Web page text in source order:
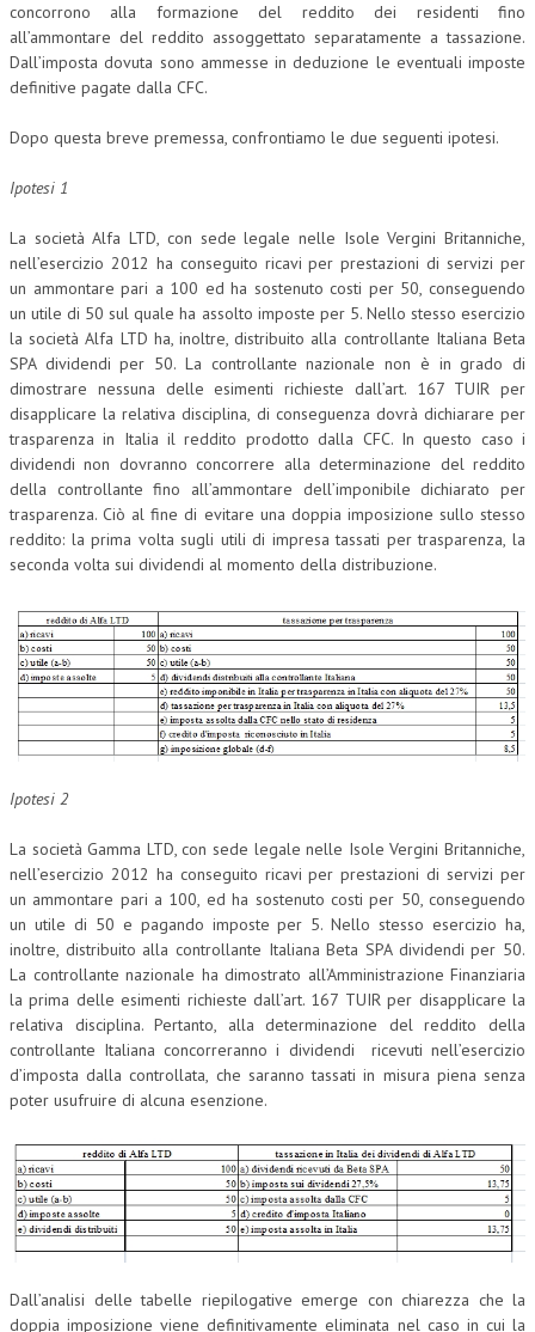
concorrono alla formazione del reddito dei residenti fino
all’ammontare del reddito assoggettato separatamente a tassazione.
Dall’imposta dovuta sono ammesse in deduzione le eventuali imposte
definitive pagate dalla CFC.
Dopo questa breve premessa, confrontiamo le due seguenti ipotesi.
Ipotesi 1
La società Alfa LTD, con sede legale nelle Isole Vergini Britanniche,
nell’esercizio 2012 ha conseguito ricavi per prestazioni di servizi per
un ammontare pari a 100 ed ha sostenuto costi per 50, conseguendo
un utile di 50 sul quale ha assolto imposte per 5. Nello stesso esercizio
la società Alfa LTD ha, inoltre, distribuito alla controllante Italiana Beta
SPA dividendi per 50. La controllante nazionale non è in grado di
dimostrare nessuna delle esimenti richieste dall’art. 167 TUIR per
disapplicare la relativa disciplina, di conseguenza dovrà dichiarare per
trasparenza in Italia il reddito prodotto dalla CFC. In questo caso i
dividendi non dovranno concorrere alla determinazione del reddito
della controllante fino all’ammontare dell’imponibile dichiarato per
trasparenza. Ciò al fine di evitare una doppia imposizione sullo stesso
reddito: la prima volta sugli utili di impresa tassati per trasparenza, la
seconda volta sui dividendi al momento della distribuzione.
Ipotesi 2
La società Gamma LTD, con sede legale nelle Isole Vergini Britanniche,
nell’esercizio 2012 ha conseguito ricavi per prestazioni di servizi per
un ammontare pari a 100, ed ha sostenuto costi per 50, conseguendo
un utile di 50 e pagando imposte per 5. Nello stesso esercizio ha,
inoltre, distribuito alla controllante Italiana Beta SPA dividendi per 50.
La controllante nazionale ha dimostrato all’Amministrazione Finanziaria
la prima delle esimenti richieste dall’art. 167 TUIR per disapplicare la
relativa disciplina. Pertanto, alla determinazione del reddito della
controllante Italiana concorreranno i dividendi ricevuti nell’esercizio
d’imposta dalla controllata, che saranno tassati in misura piena senza
poter usufruire di alcuna esenzione.
Dall’analisi delle tabelle riepilogative emerge con chiarezza che la
doppia imposizione viene definitivamente eliminata nel caso in cui la